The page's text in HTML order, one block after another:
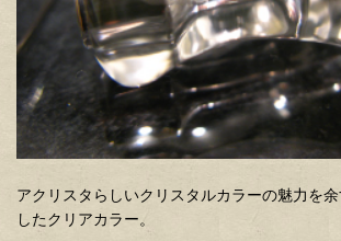
アクリスタらしいクリスタルカラーの魅力を
したクリアカラー。